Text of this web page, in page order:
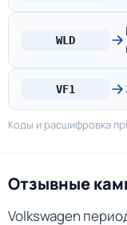
WLD
VF1
Коды и расшифровка
Отзывные
Volkswagen